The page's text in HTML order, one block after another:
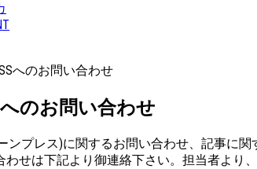
へのお問い合わせ
へのお問い合わせ
ーンプレス)に関するお問い合わせ、記事に
わせは下記より御連絡下さい。担当者より